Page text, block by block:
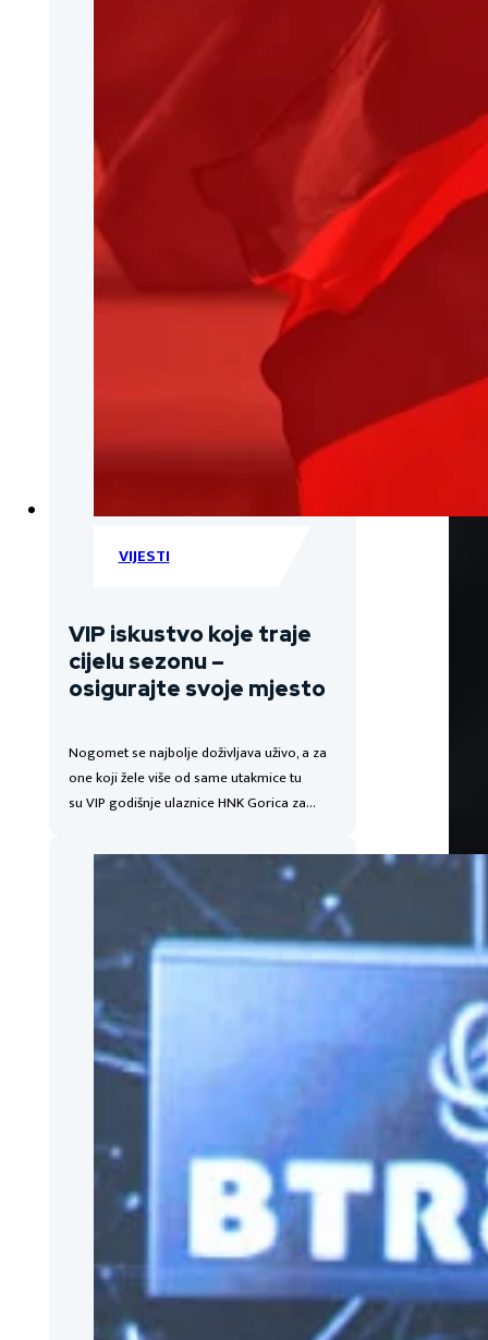
VIJESTI
VIP iskustvo koje traje
cijelu sezonu –
osigurajte svoje mjesto
Nogomet se najbolje doživljava uživo, a za
one koji žele više od same utakmice tu
su VIP godišnje ulaznice HNK Gorica za…